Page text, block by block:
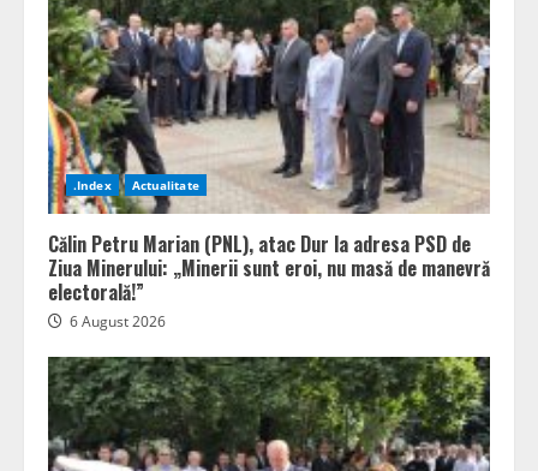
.Index Actualitate
Călin Petru Marian (PNL), atac Dur la adresa PSD de
Ziua Minerului: „Minerii sunt eroi, nu masă de manevră
electorală!”
6 August 2026